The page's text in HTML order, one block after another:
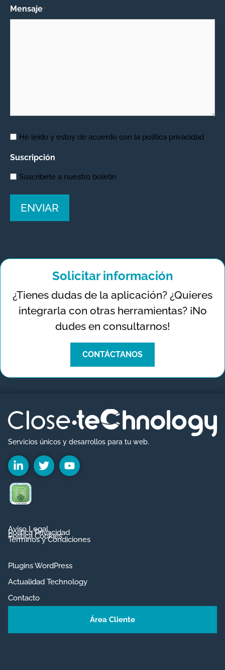
Mensaje *
AvisoHe leído y estoy de acuerdo con la política privacidad
Suscripción
Suscríbete a nuestro boletín
ENVIAR
l
r
v
:
Solicitar información
¿Tienes dudas de la aplicación? ¿Quieres
integrarla con otras herramientas? ¡No
dudes en consultarnos!
CONTÁCTANOS
Servicios únicos y desarrollos para tu web.
Aviso Legal
Política Privacidad
Política Cookies
Términos y Condiciones
Plugins WordPress
Actualidad Technology
Contacto
Área Cliente